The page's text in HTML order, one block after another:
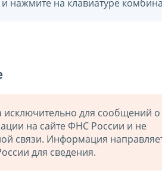
нажмите на клавиатуре
для сообщений о
на сайте ФНС России и не
связи. Информация
для сведения.